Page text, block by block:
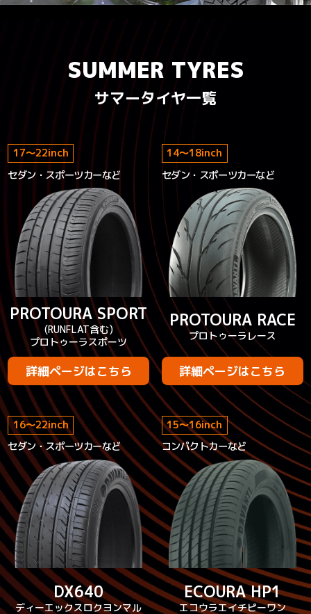
SUMMER TYRES
サマータイヤ一覧
17～22inch
セダン・スポーツカーなど
PROTOURA SPORT
(RUNFLAT含む)
プロトゥーラスポーツ
詳細ページはこちら
14～18inch
セダン・スポーツカーなど
PROTOURA RACE
プロトゥーラレース
詳細ページはこちら
16～22inch
セダン・スポーツカーなど
DX640
ディーエックスロクヨンマル
15～16inch
コンパクトカーなど
ECOURA HP1
エコウラエイチピーワン